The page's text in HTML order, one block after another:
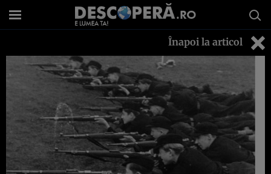
Înapoi la articol